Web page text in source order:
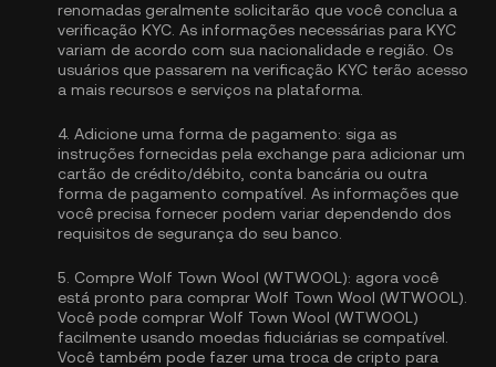
renomadas geralmente solicitarão que você conclua a
verificação KYC . As informações necessárias para KYC
variam de acordo com sua nacionalidade e região. Os
usuários que passarem na verificação KYC terão acesso
a mais recursos e serviços na plataforma.
4. Adicione uma forma de pagamento: siga as
instruções fornecidas pela exchange para adicionar um
cartão de crédito/débito, conta bancária ou outra
forma de pagamento compatível. As informações que
você precisa fornecer podem variar dependendo dos
requisitos de segurança do seu banco.
5. Compre Wolf Town Wool (WTWOOL): agora você
está pronto para comprar Wolf Town Wool (WTWOOL).
Você pode comprar Wolf Town Wool (WTWOOL)
facilmente usando moedas fiduciárias se compatível.
Você também pode fazer uma troca de cripto para